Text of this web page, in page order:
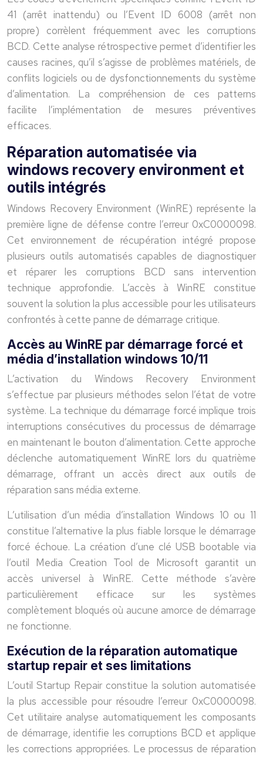
41 (arrêt inattendu) ou l’Event ID 6008 (arrêt non
propre) corrèlent fréquemment avec les corruptions
BCD. Cette analyse rétrospective permet d’identifier les
causes racines, qu’il s’agisse de problèmes matériels, de
conflits logiciels ou de dysfonctionnements du système
d’alimentation. La compréhension de ces patterns
facilite l’implémentation de mesures préventives
efficaces.
Réparation automatisée via
windows recovery environment et
outils intégrés
Windows Recovery Environment (WinRE) représente la
première ligne de défense contre l’erreur 0xC0000098.
Cet environnement de récupération intégré propose
plusieurs outils automatisés capables de diagnostiquer
et réparer les corruptions BCD sans intervention
technique approfondie. L’accès à WinRE constitue
souvent la solution la plus accessible pour les utilisateurs
confrontés à cette panne de démarrage critique.
Accès au WinRE par démarrage forcé et
média d’installation windows 10/11
L’activation du Windows Recovery Environment
s’effectue par plusieurs méthodes selon l’état de votre
système. La technique du démarrage forcé implique trois
interruptions consécutives du processus de démarrage
en maintenant le bouton d’alimentation. Cette approche
déclenche automatiquement WinRE lors du quatrième
démarrage, offrant un accès direct aux outils de
réparation sans média externe.
L’utilisation d’un média d’installation Windows 10 ou 11
constitue l’alternative la plus fiable lorsque le démarrage
forcé échoue. La création d’une clé USB bootable via
l’outil Media Creation Tool de Microsoft garantit un
accès universel à WinRE. Cette méthode s’avère
particulièrement efficace sur les systèmes
complètement bloqués où aucune amorce de démarrage
ne fonctionne.
Exécution de la réparation automatique
startup repair et ses limitations
L’outil Startup Repair constitue la solution automatisée
la plus accessible pour résoudre l’erreur 0xC0000098.
Cet utilitaire analyse automatiquement les composants
de démarrage, identifie les corruptions BCD et applique
les corrections appropriées. Le processus de réparation